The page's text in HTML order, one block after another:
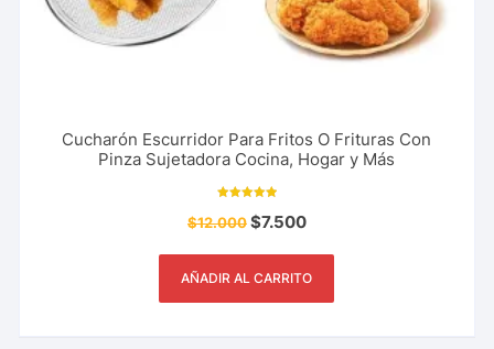
Cucharón Escurridor Para Fritos O Frituras Con
Pinza Sujetadora Cocina, Hogar y Más
5.00
de 5
$12.000$7.500
AÑADIR AL CARRITO